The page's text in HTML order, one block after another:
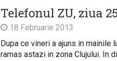
Telefonul ZU, ziua
18 Februarie 2013
Dupa ce vineri a ajuns in mainile
ramas astazi in zona Clujului. In